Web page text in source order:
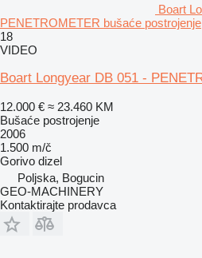
Boart
PENETROMETER bušaće postrojenje
18
VIDEO
Boart Longyear DB 051 -
12.000 € ≈ 23.460 KM
Bušaće postrojenje
2006
1.500 m/č
Gorivo dizel
Poljska, Bogucin
GEO-MACHINERY
Kontaktirajte prodavca